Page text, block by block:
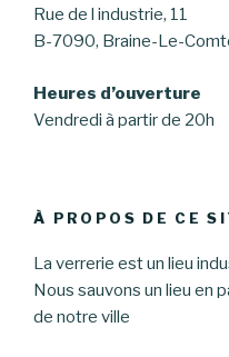
Rue de l industrie, 11
B-7090, Braine-Le-
Heures d’ouverture
Vendredi à partir de 20h
À PROPOS DE CE
La verrerie est un lieu
Nous sauvons un lieu en
de notre ville